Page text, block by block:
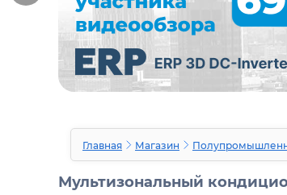
Главная Магазин
Мультизональный